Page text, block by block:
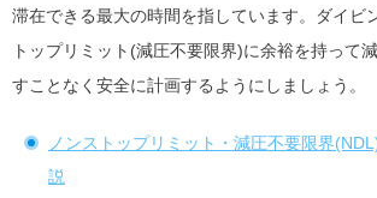
滞在できる最大の時間を指しています。ダイビ
トップリミット(減圧不要限界)に余裕を持って
すことなく安全に計画するようにしましょう。
ノンストップリミット・減圧不要限界
説